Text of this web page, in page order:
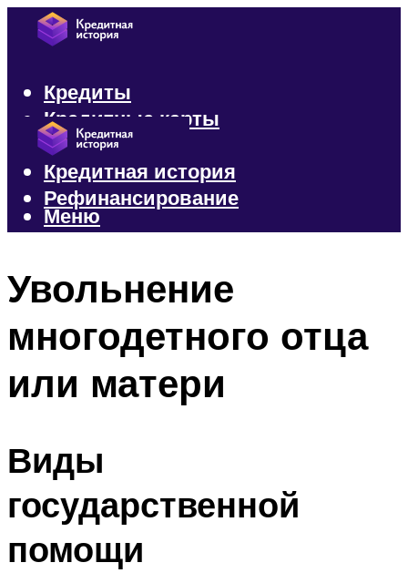
Кредиты
Кредитные карты
Микрозаймы
Кредитная история
Рефинансирование
Меню
Увольнение
многодетного отца
или матери
Виды
государственной
помощи